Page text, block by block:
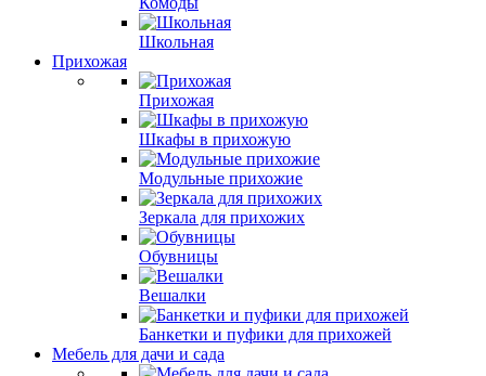
Школьная
Прихожая
Прихожая
Шкафы в прихожую
Модульные прихожие
Зеркала для прихожих
Обувницы
Вешалки
Банкетки и пуфики для прихожей
Мебель для дачи и сада